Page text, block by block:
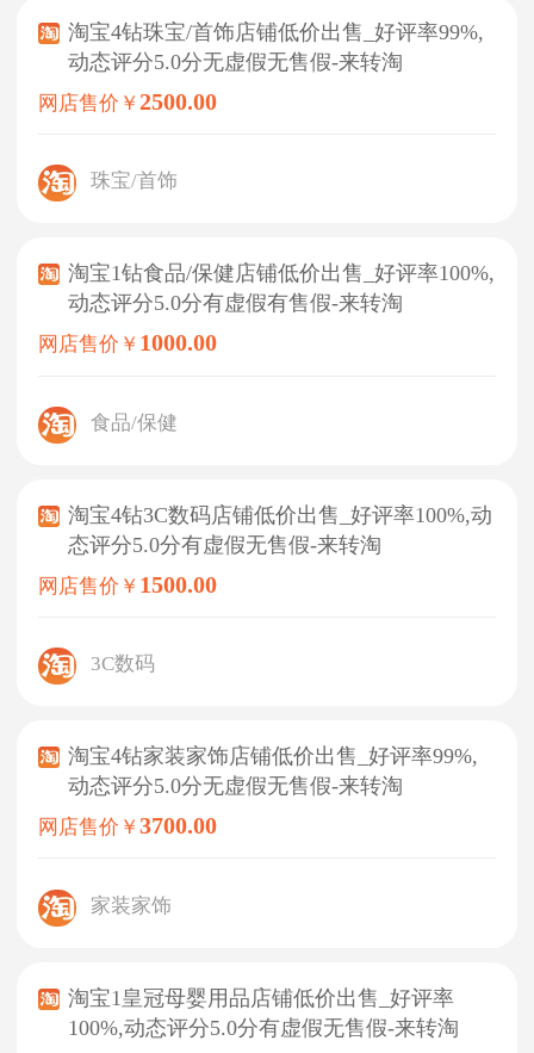
李*梅与李*梅达成交易 56分钟前
霍*与景*达成交易
官*与黄*达成交易
黄*与李*强达成交易 24分钟前
李*梅与余*达成交易
黄*与李*强达成交易
淘宝4钻珠宝/首饰店铺低价出售_好评率99%,
动态评分5.0分无虚假无售假-来转淘
网店售价￥2500.00
珠宝/首饰
淘宝1钻食品/保健店铺低价出售_好评率100%,
动态评分5.0分有虚假有售假-来转淘
网店售价￥ 1000.00
食品/保健
淘宝4钻3C数码店铺低价出售_好评率100%,动
态评分5.0分有虚假无售假-来转淘
网店售价￥ 1500.00
3C数码
淘宝4钻家装家饰店铺低价出售_好评率99%,
动态评分5.0分无虚假无售假-来转淘
网店售价￥3700.00
家装家饰
淘宝1皇冠母婴用品店铺低价出售_好评率
100%,动态评分5.0分有虚假无售假-来转淘